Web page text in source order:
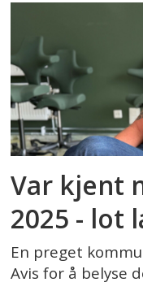
Var kjent
2025 -
En preget
Avis for å belyse